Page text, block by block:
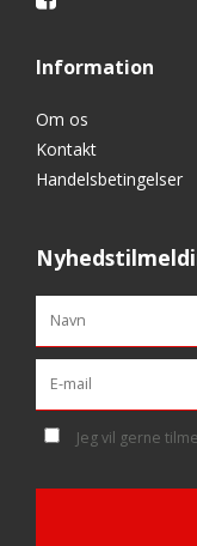
Information
Om os
Kontakt
Handelsbetingelser
Jeg vil gerne